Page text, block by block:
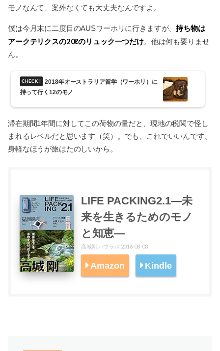
モノなんて、案外なくても大丈夫なんですよ。
僕は今月末に二度目のAUSワーホリに行きますが、持ち物は
アークテリクスの20ℓのリュック一つだけ。他は何も要りませ
ん。
2018年オーストラリア留学（ワーホリ）に
持って行く12のモノ
滞在期間1年間に対してこの荷物の量だと、現地の税関で怪し
まれるレベルだと思います（笑）。でも、これでいいんです。
身軽なほうが旅はたのしいから。
LIFE PACKING2.1―未
来を生きるためのモノ
と知恵―
高城剛 パブラボ 2016-08-08
Amazon Kindle